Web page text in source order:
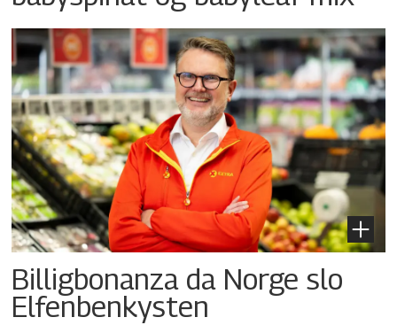
Billigbonanza da Norge slo
Elfenbenkysten